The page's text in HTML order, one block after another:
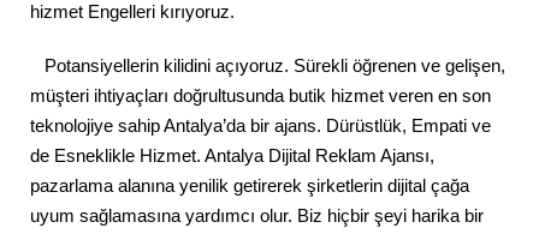
hizmet Engelleri kırıyoruz.
Potansiyellerin kilidini açıyoruz. Sürekli öğrenen ve gelişen,
müşteri ihtiyaçları doğrultusunda butik hizmet veren en son
teknolojiye sahip Antalya’da bir ajans. Dürüstlük, Empati ve
de Esneklikle Hizmet. Antalya Dijital Reklam Ajansı,
pazarlama alanına yenilik getirerek şirketlerin dijital çağa
uyum sağlamasına yardımcı olur. Biz hiçbir şeyi harika bir